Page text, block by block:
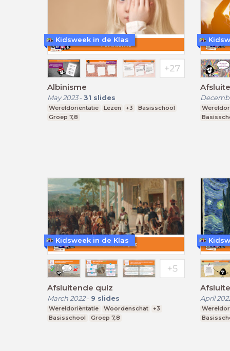
Albinisme
May 2023- 31 slides
Wereldoriëntatie Lezen +3
Basisschool
Groep 7,8
Kidsweek in de Klas
Afsluitende quiz
March 2022- 9 slides
Wereldoriëntatie Woordenschat
+3
Basisschool
Groep 7,8
Kidsweek in de Klas
April